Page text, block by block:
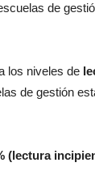
de
los niveles de
de gestión
(lectura